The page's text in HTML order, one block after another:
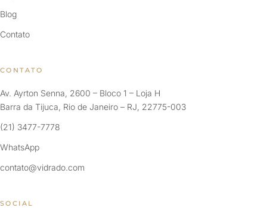
Blog
Contato
CONTATO
Av. Ayrton Senna, 2600 – Bloco 1 – Loja H
Barra da Tijuca, Rio de Janeiro – RJ, 22775-003
(21) 3477-7778
WhatsApp
contato@vidrado.com
SOCIAL